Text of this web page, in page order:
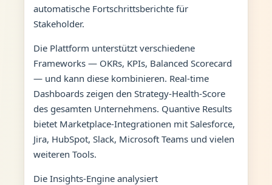
automatische Fortschrittsberichte für
Stakeholder.
Die Plattform unterstützt verschiedene
Frameworks — OKRs, KPIs, Balanced Scorecard
— und kann diese kombinieren. Real-time
Dashboards zeigen den Strategy-Health-Score
des gesamten Unternehmens. Quantive Results
bietet Marketplace-Integrationen mit Salesforce,
Jira, HubSpot, Slack, Microsoft Teams und vielen
weiteren Tools.
Die Insights-Engine analysiert